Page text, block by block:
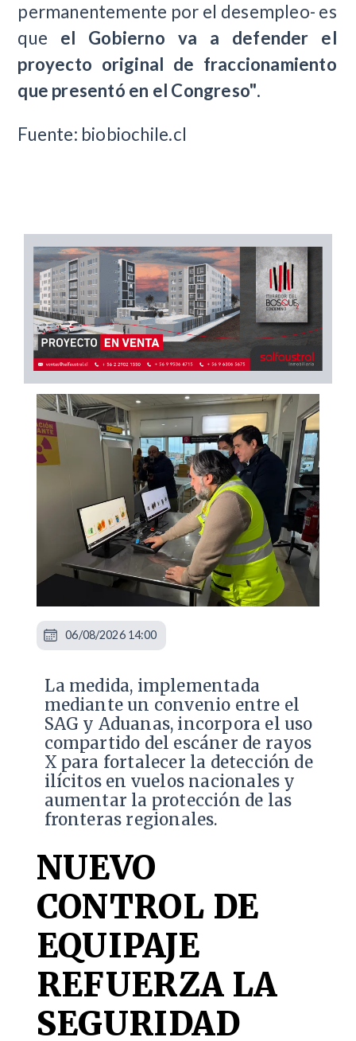
permanentemente por el desempleo- es
que el Gobierno va a defender el
proyecto original de fraccionamiento
que presentó en el Congreso".
Fuente: biobiochile.cl
La medida, implementada
mediante un convenio entre el
SAG y Aduanas, incorpora el uso
compartido del escáner de rayos
X para fortalecer la detección de
ilícitos en vuelos nacionales y
aumentar la protección de las
fronteras regionales.
NUEVO
CONTROL DE
EQUIPAJE
REFUERZA LA
SEGURIDAD
06/08/2026 14:00